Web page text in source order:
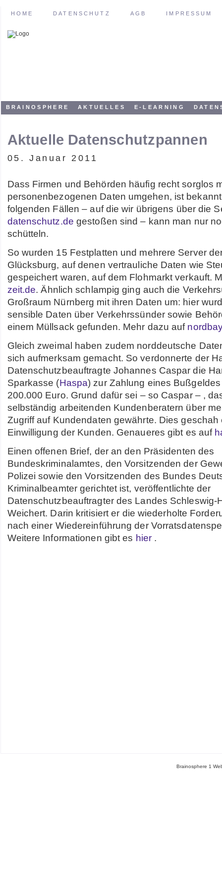
HOME DATENSCHUTZ AGB IMPRESSUM
BRAINOSPHERE AKTUELLES E-LEARNING
Aktuelle Datenschutzpannen
05. Januar 2011
Dass Firmen und Behörden häufig recht sorglos
personenbezogenen Daten umgehen, ist
folgenden Fällen – auf die wir übrigens über die
datenschutz.de gestoßen sind – kann man nur
schütteln.
So wurden 15 Festplatten und mehrere Server
Glücksburg, auf denen vertrauliche Daten wie
gespeichert waren, auf dem Flohmarkt verkauft.
zeit.de. Ähnlich schlampig ging auch die
Großraum Nürnberg mit ihren Daten um: hier
sensible Daten über Verkehrssünder sowie
einem Müllsack gefunden. Mehr dazu auf
Gleich zweimal haben zudem norddeutsche
sich aufmerksam gemacht. So verdonnerte der
Datenschutzbeauftragte Johannes Caspar die
Sparkasse (Haspa) zur Zahlung eines
200.000 Euro. Grund dafür sei – so Caspar – ,
selbständig arbeitenden Kundenberatern über
Zugriff auf Kundendaten gewährte. Dies geschah
Einwilligung der Kunden. Genaueres gibt es auf
Einen offenen Brief, der an den Präsidenten des
Bundeskriminalamtes, den Vorsitzenden der
Polizei sowie den Vorsitzenden des Bundes
Kriminalbeamter gerichtet ist, veröffentlichte der
Datenschutzbeauftragter des Landes Schleswig-
Weichert. Darin kritisiert er die wiederholte
nach einer Wiedereinführung der
Weitere Informationen gibt es hier.
Brainosphere 1